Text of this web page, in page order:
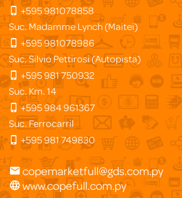
+595 981078858
Suc. Madamme Lynch (Maitei)
+595 981078986
Suc. Silvio Pettirosi (Autopista)
+595 981 750932
Suc. Km. 14
+595 984 961367
Suc. Ferrocarril
+595 981 749830
copemarketfull@gds.com.py
www.copefull.com.py